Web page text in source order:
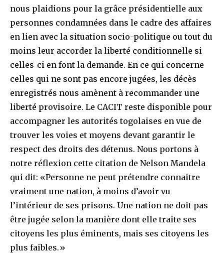
nous plaidions pour la grâce présidentielle aux
personnes condamnées dans le cadre des affaires
en lien avec la situation socio-politique ou tout du
moins leur accorder la liberté conditionnelle si
celles-ci en font la demande. En ce qui concerne
celles qui ne sont pas encore jugées, les décès
enregistrés nous amènent à recommander une
liberté provisoire. Le CACIT reste disponible pour
accompagner les autorités togolaises en vue de
trouver les voies et moyens devant garantir le
respect des droits des détenus. Nous portons à
notre réflexion cette citation de Nelson Mandela
qui dit: «Personne ne peut prétendre connaitre
vraiment une nation, à moins d’avoir vu
l’intérieur de ses prisons. Une nation ne doit pas
être jugée selon la manière dont elle traite ses
citoyens les plus éminents, mais ses citoyens les
plus faibles.»